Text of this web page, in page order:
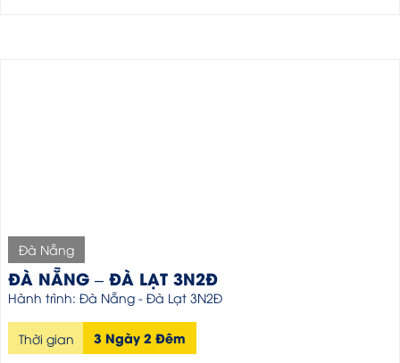
Đà Nẵng
ĐÀ NẴNG – ĐÀ LẠT 3N2Đ
Hành trình: Đà Nẵng - Đà Lạt 3N2Đ
Thời gian 3 Ngày 2 Đêm